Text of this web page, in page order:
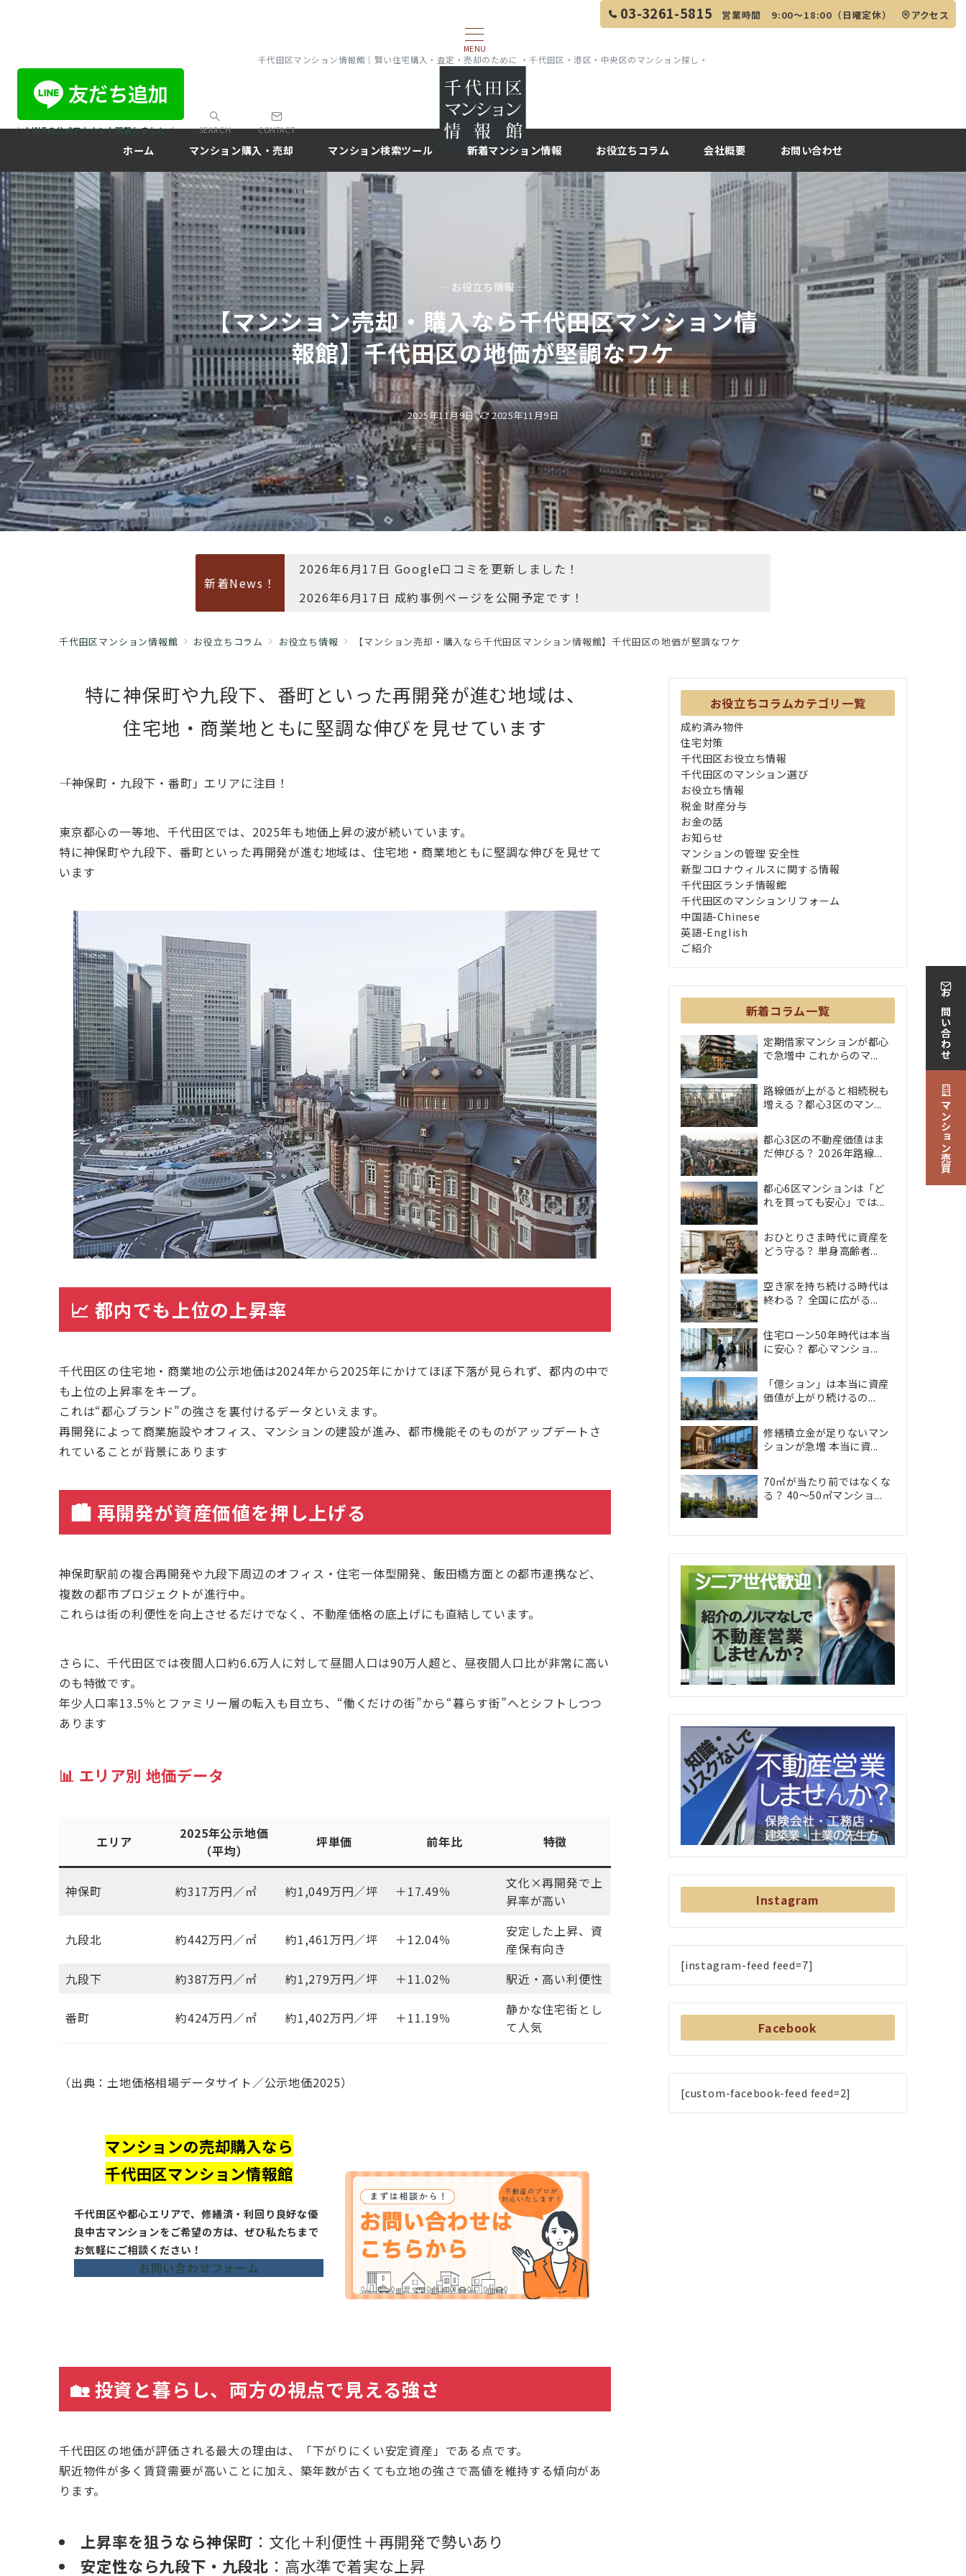
03-3261-5815 営業時間 9:00～18:00（日曜定休） アクセス
MENU
千代田区マンション情報館｜賢い住宅購入・査定・売却のために ・千代田区・港区・中央区のマンション探し・
＼LINEの公式アカウント開設しました／ SEARCH CONTACT
ホーム マンション購入・売却 マンション検索ツール 新着マンション情報 お役立ちコラム 会社概要 お問い合わせ
— お役立ち情報 —
【マンション売却・購入なら千代田区マンション情
報館】千代田区の地価が堅調なワケ
2025年11月9日 2025年11月9日
新着News！
2026年6月17日 Google口コミを更新しました！
2026年6月17日 成約事例ページを公開予定です！
千代田区マンション情報館 お役立ちコラム お役立ち情報 【マンション売却・購入なら千代田区マンション情報館】千代田区の地価が堅調なワケ
特に神保町や九段下、番町といった再開発が進む地域は、
住宅地・商業地ともに堅調な伸びを見せています
――「神保町・九段下・番町」エリアに注目！
東京都心の一等地、千代田区では、2025年も地価上昇の波が続いています。
特に神保町や九段下、番町といった再開発が進む地域は、住宅地・商業地ともに堅調な伸びを見せて
います
📈 都内でも上位の上昇率
千代田区の住宅地・商業地の公示地価は2024年から2025年にかけてほぼ下落が見られず、都内の中で
も上位の上昇率をキープ。
これは“都心ブランド”の強さを裏付けるデータといえます。
再開発によって商業施設やオフィス、マンションの建設が進み、都市機能そのものがアップデートさ
れていることが背景にあります
🏙 再開発が資産価値を押し上げる
神保町駅前の複合再開発や九段下周辺のオフィス・住宅一体型開発、飯田橋方面との都市連携など、
複数の都市プロジェクトが進行中。
これらは街の利便性を向上させるだけでなく、不動産価格の底上げにも直結しています。
さらに、千代田区では夜間人口約6.6万人に対して昼間人口は90万人超と、昼夜間人口比が非常に高い
のも特徴です。
年少人口率13.5％とファミリー層の転入も目立ち、“働くだけの街”から“暮らす街”へとシフトしつつ
あります
📊 エリア別 地価データ
エリア
2025年公示地価
（平均）
坪単価 前年比 特徴
神保町 約317万円／㎡ 約1,049万円／坪 ＋17.49％
文化×再開発で上
昇率が高い
九段北 約442万円／㎡ 約1,461万円／坪 ＋12.04％
安定した上昇、資
産保有向き
九段下
約387万円／㎡ 約1,279万円／坪 ＋11.02％ 駅近・高い利便性
番町 約424万円／㎡ 約1,402万円／坪 ＋11.19％
静かな住宅街とし
て人気
（出典：土地価格相場データサイト／公示地価2025）
マンションの売却購入なら
千代田区マンション情報館
千代田区や都心エリアで、修繕済・利回り良好な優
良中古マンションをご希望の方は、ぜひ私たちまで
お気軽にご相談ください！
お問い合わせフォーム
🏡投資と暮らし、両方の視点で見える強さ
千代田区の地価が評価される最大の理由は、「下がりにくい安定資産」である点です。
駅近物件が多く賃貸需要が高いことに加え、築年数が古くても立地の強さで高値を維持する傾向があ
ります。
上昇率を狙うなら神保町 ：文化＋利便性＋再開発で勢いあり
安定性なら九段下・九段北 ：高水準で着実な上昇
お役立ちコラムカテゴリ一覧
成約済み物件
住宅対策
千代田区お役立ち情報
千代田区のマンション選び
お役立ち情報
税金 財産分与
お金の話
お知らせ
マンションの管理 安全性
新型コロナウィルスに関する情報
千代田区ランチ情報館
千代田区のマンションリフォーム
中国語-Chinese
英語-English
ご紹介
新着コラム一覧
定期借家マンションが都心
で急増中 これからのマ...
路線価が上がると相続税も
増える？都心3区のマン...
都心3区の不動産価値はま
だ伸びる？ 2026年路線...
都心6区マンションは「ど
れを買っても安心」では...
おひとりさま時代に資産を
どう守る？ 単身高齢者...
空き家を持ち続ける時代は
終わる？ 全国に広がる...
住宅ローン50年時代は本当
に安心？ 都心マンショ...
「億ション」は本当に資産
価値が上がり続けるの...
修繕積立金が足りないマン
ションが急増 本当に資...
70㎡が当たり前ではなくな
る？ 40〜50㎡マンショ...
Instagram
[instagram-feed feed=7]
Facebook
[custom-facebook-feed feed=2]
お問い合わせ
マンション売買